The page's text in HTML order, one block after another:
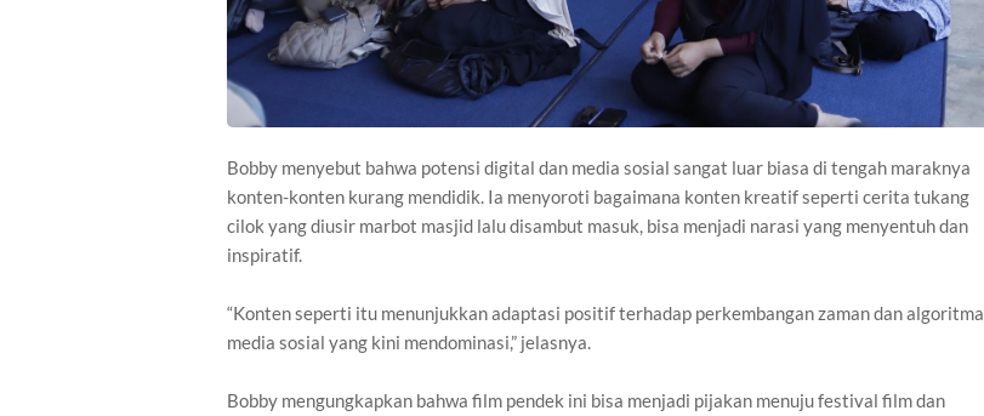
Bobby menyebut bahwa potensi digital dan media sosial sangat luar biasa di tengah maraknya
konten-konten kurang mendidik. Ia menyoroti bagaimana konten kreatif seperti cerita tukang
cilok yang diusir marbot masjid lalu disambut masuk, bisa menjadi narasi yang menyentuh dan
inspiratif.
“Konten seperti itu menunjukkan adaptasi positif terhadap perkembangan zaman dan algoritma
media sosial yang kini mendominasi,” jelasnya.
Bobby mengungkapkan bahwa film pendek ini bisa menjadi pijakan menuju festival film dan